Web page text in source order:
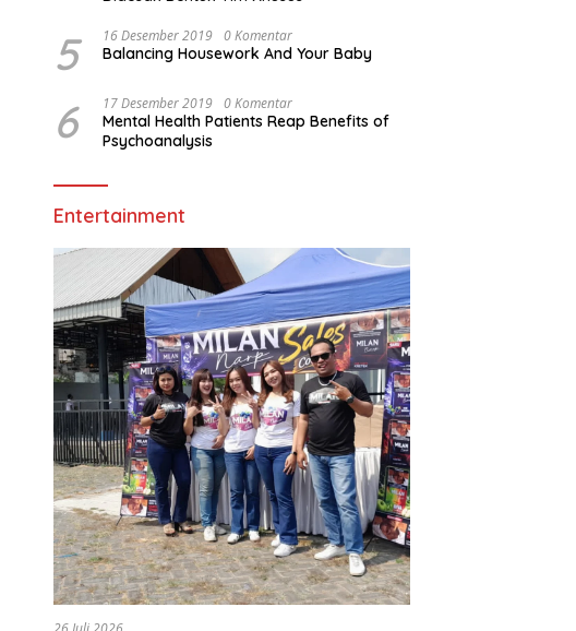
5 16 Desember 2019 0 Komentar
Balancing Housework And Your Baby
6 17 Desember 2019 0 Komentar
Mental Health Patients Reap Benefits of
Psychoanalysis
Entertainment